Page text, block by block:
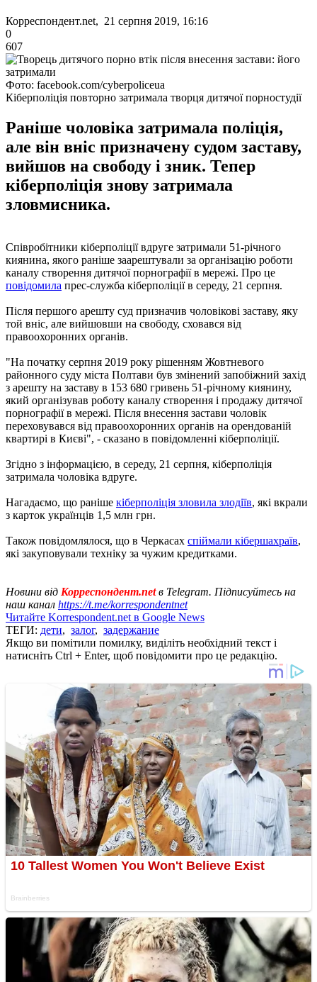
Корреспондент.net, 21 серпня 2019, 16:16
0
607
Фото: facebook.com/cyberpoliceua
Кіберполіція повторно затримала творця дитячої порностудії
Раніше чоловіка затримала поліція,
але він вніс призначену судом заставу,
вийшов на свободу і зник. Тепер
кіберполіція знову затримала
зловмисника.
Співробітники кіберполіції вдруге затримали 51-річного
киянина, якого раніше заарештували за організацію роботи
каналу створення дитячої порнографії в мережі. Про це
повідомила прес-служба кіберполіції в середу, 21 серпня.
Після першого арешту суд призначив чоловікові заставу, яку
той вніс, але вийшовши на свободу, сховався від
правоохоронних органів.
"На початку серпня 2019 року рішенням Жовтневого
районного суду міста Полтави був змінений запобіжний захід
з арешту на заставу в 153 680 гривень 51-річному киянину,
який організував роботу каналу створення і продажу дитячої
порнографії в мережі. Після внесення застави чоловік
переховувався від правоохоронних органів на орендованій
квартирі в Києві", - сказано в повідомленні кіберполіції.
Згідно з інформацією, в середу, 21 серпня, кіберполіція
затримала чоловіка вдруге.
Нагадаємо, що раніше кіберполіція зловила злодіїв, які вкрали
з карток українців 1,5 млн грн.
Також повідомлялося, що в Черкасах спіймали кібершахраїв,
які закуповували техніку за чужим кредитками.
Новини від Корреспондент.netв Telegram. Підписуйтесь на
наш канал https://t.me/korrespondentnet
Читайте Korrespondent.net в Google News
ТЕГИ: дети, залог, задержание
Якщо ви помітили помилку, виділіть необхідний текст і
натисніть Ctrl + Enter, щоб повідомити про це редакцію.